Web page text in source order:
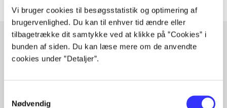
Vi bruger cookies til besøgsstatistik og optimering af
brugervenlighed. Du kan til enhver tid ændre eller
tilbagetrække dit samtykke ved at klikke på ”Cookies” i
bunden af siden. Du kan læse mere om de anvendte
cookies under ”Detaljer”.
Nødvendig
Artikler med samme emner